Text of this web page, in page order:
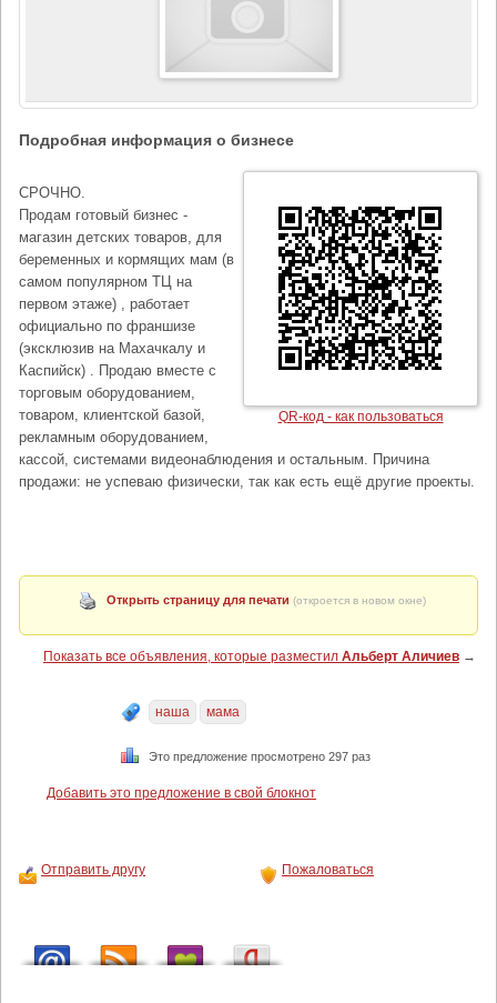
Подробная информация о бизнесе
QR-код - как пользоваться
СРОЧНО.
Продам готовый бизнес -
магазин детских товаров, для
беременных и кормящих мам (в
самом популярном ТЦ на
первом этаже) , работает
официально по франшизе
(эксклюзив на Махачкалу и
Каспийск) . Продаю вместе с
торговым оборудованием,
товаром, клиентской базой,
рекламным оборудованием,
кассой, системами видеонаблюдения и остальным. Причина
продажи: не успеваю физически, так как есть ещё другие проекты.
Открыть страницу для печати (откроется в новом окне)
Показать все объявления, которые разместил Альберт Аличиев →
наша мама
Это предложение просмотрено 297 раз
Добавить это предложение в свой блокнот
Отправить другу Пожаловаться